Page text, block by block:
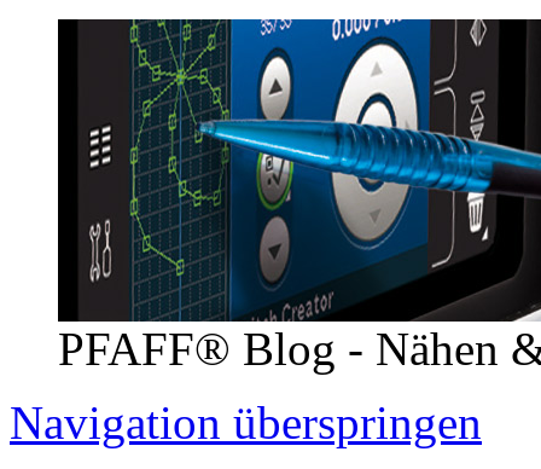
PFAFF® Blog - Nähen
Navigation überspringen